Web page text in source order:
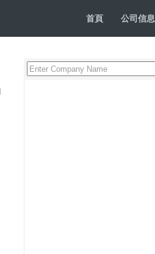
首頁 公司信息